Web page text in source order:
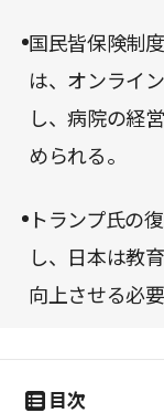
国民皆保険制
は、オンライ
し、病院の経
められる。
トランプ氏の
し、日本は教
向上させる必要
目次